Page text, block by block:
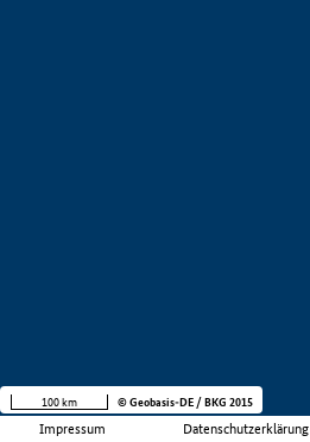
Impressum Datenschutzerklärung
100 km © Geobasis-DE / BKG 2015